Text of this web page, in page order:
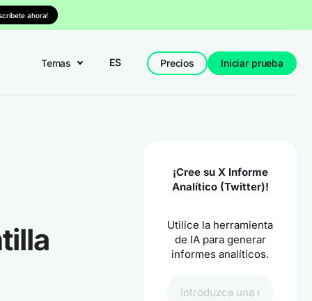
ahora!
Temas ES Precios Iniciar prueba
¡Cree su X Informe
Analítico (Twitter)!
Utilice la herramienta
de IA para generar
informes analíticos.